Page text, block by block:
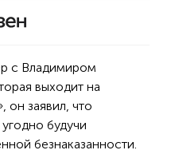
с Владимиром
выходит на
он заявил, что
будучи
безнаказанности.